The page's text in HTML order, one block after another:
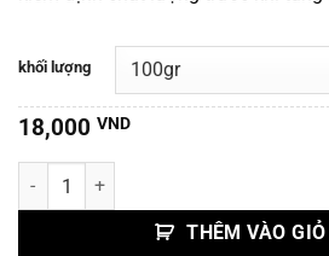
khối lượng
18,000 VND
Chè Dung Vàng số lượng
THÊM VÀO